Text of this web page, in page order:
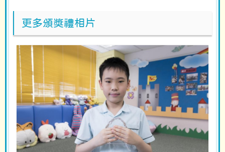
更多頒獎禮相片